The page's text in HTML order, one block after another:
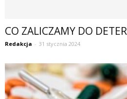
CO ZALICZAMY DO
Redakcja - 31 stycznia 2024